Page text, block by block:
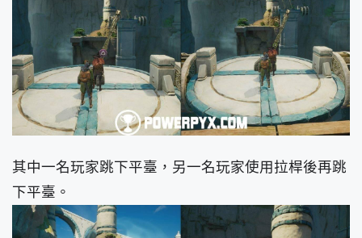
其中一名玩家跳下平臺，另一名玩家使用拉桿後再跳
下平臺。